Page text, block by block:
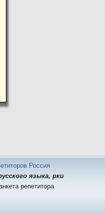
Россия
языка, рки
репетитора